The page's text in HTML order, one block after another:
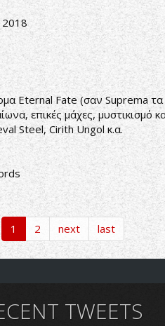
2018
Eternal Fate (σαν Suprema
επικές μάχες,
Steel, Cirith Ungol κ.α.
1 2 next last
TWEETS